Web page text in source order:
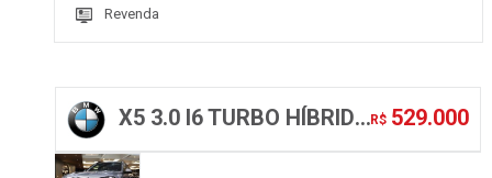
Revenda
R$ 529.000
X5 3.0 I6 TURBO HÍBRIDO XDRIVE50E M SPORT AUTOMÁTICO